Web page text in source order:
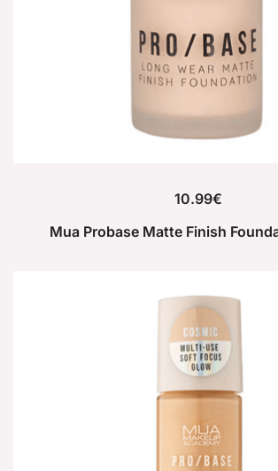
10.99€
Mua Probase Matte Finish